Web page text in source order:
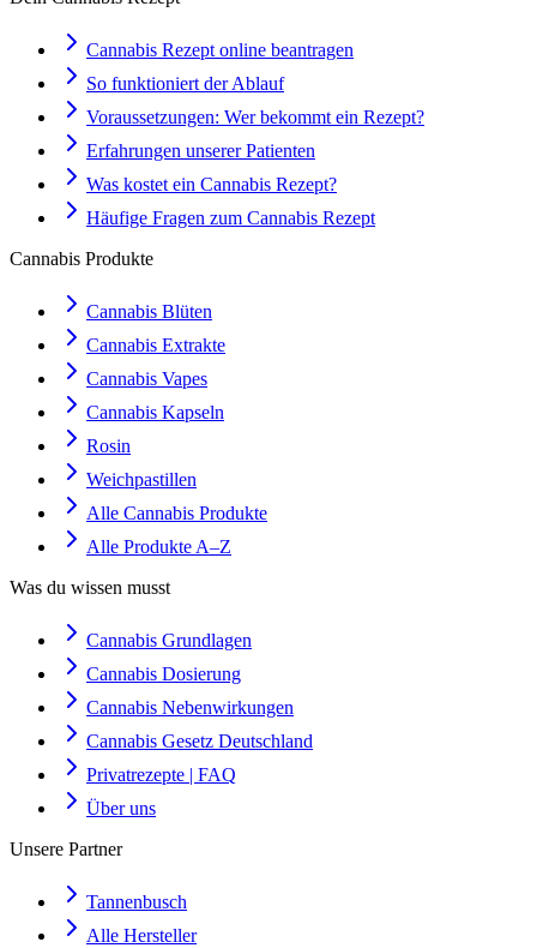
Cannabis Rezept online beantragen
So funktioniert der Ablauf
Voraussetzungen: Wer bekommt ein Rezept?
Erfahrungen unserer Patienten
Was kostet ein Cannabis Rezept?
Häufige Fragen zum Cannabis Rezept
Cannabis Produkte
Cannabis Blüten
Cannabis Extrakte
Cannabis Vapes
Cannabis Kapseln
Rosin
Weichpastillen
Alle Cannabis Produkte
Alle Produkte A–Z
Was du wissen musst
Cannabis Grundlagen
Cannabis Dosierung
Cannabis Nebenwirkungen
Cannabis Gesetz Deutschland
Privatrezepte | FAQ
Über uns
Unsere Partner
Tannenbusch
Alle Hersteller